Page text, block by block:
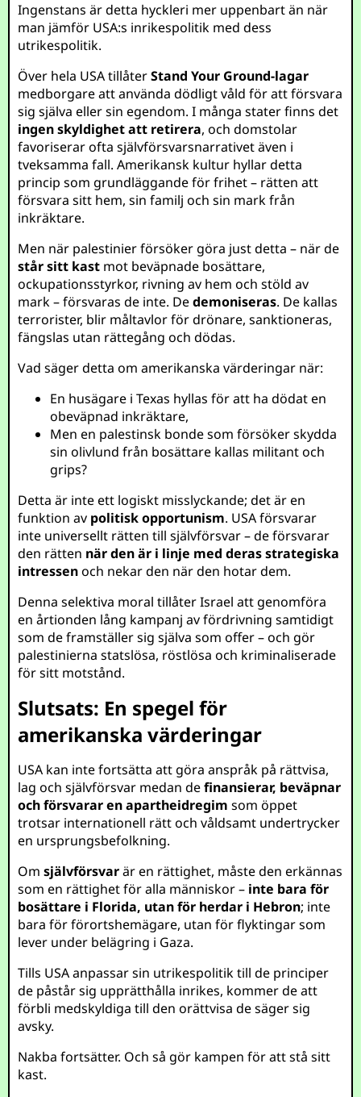
Ingenstans är detta hyckleri mer uppenbart än när
man jämför USA:s inrikespolitik med dess
utrikespolitik.
Över hela USA tillåterStand Your Ground-lagar
medborgare att använda dödligt våld för att försvara
sig själva eller sin egendom. I många stater finns det
ingen skyldighet att retirera, och domstolar
favoriserar ofta självförsvarsnarrativet även i
tveksamma fall. Amerikansk kultur hyllar detta
princip som grundläggande för frihet – rätten att
försvara sitt hem, sin familj och sin mark från
inkräktare.
Men när palestinier försöker göra just detta – när de
står sitt kast mot beväpnade bosättare,
ockupationsstyrkor, rivning av hem och stöld av
mark – försvaras de inte. Dedemoniseras. De kallas
terrorister, blir måltavlor för drönare, sanktioneras,
fängslas utan rättegång och dödas.
Vad säger detta om amerikanska värderingar när:
En husägare i Texas hyllas för att ha dödat en
obeväpnad inkräktare,
Men en palestinsk bonde som försöker skydda
sin olivlund från bosättare kallas militant och
grips?
Detta är inte ett logiskt misslyckande; det är en
funktion av politisk opportunism. USA försvarar
inte universellt rätten till självförsvar – de försvarar
den rätten när den är i linje med deras strategiska
intressenoch nekar den när den hotar dem.
Denna selektiva moral tillåter Israel att genomföra
en årtionden lång kampanj av fördrivning samtidigt
som de framställer sig själva som offer – och gör
palestinierna statslösa, röstlösa och kriminaliserade
för sitt motstånd.
Slutsats: En spegel för
amerikanska värderingar
USA kan inte fortsätta att göra anspråk på rättvisa,
lag och självförsvar medan definansierar, beväpnar
och försvarar en apartheidregim som öppet
trotsar internationell rätt och våldsamt undertrycker
en ursprungsbefolkning.
Omsjälvförsvarär en rättighet, måste den erkännas
som en rättighet för alla människor – inte bara för
bosättare i Florida, utan för herdar i Hebron; inte
bara för förortshemägare, utan för flyktingar som
lever under belägring i Gaza.
Tills USA anpassar sin utrikespolitik till de principer
de påstår sig upprätthålla inrikes, kommer de att
förbli medskyldiga till den orättvisa de säger sig
avsky.
Nakba fortsätter. Och så gör kampen för att stå sitt
kast.